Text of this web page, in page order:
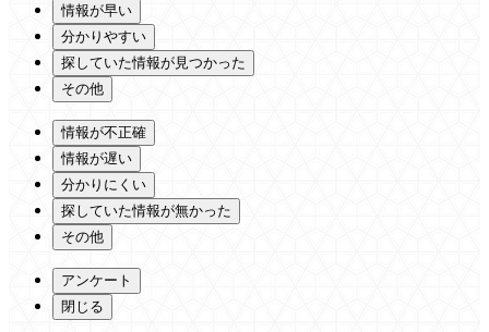
情報が早い
分かりやすい
探していた情報が見つかった
その他
情報が不正確
情報が遅い
分かりにくい
探していた情報が無かった
その他
アンケート
閉じる